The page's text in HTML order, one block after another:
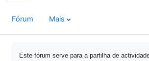
Fórum Mais
Este fórum serve para a partilha de